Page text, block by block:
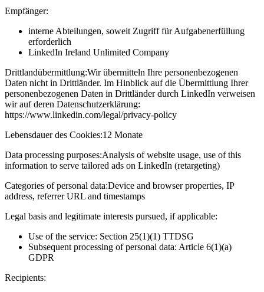
Empfänger:
interne Abteilungen, soweit Zugriff für Aufgabenerfüllung
erforderlich
LinkedIn Ireland Unlimited Company
Drittlandübermittlung:Wir übermitteln Ihre personenbezogenen
Daten nicht in Drittländer. Im Hinblick auf die Übermittlung Ihrer
personenbezogenen Daten in Drittländer durch LinkedIn verweisen
wir auf deren Datenschutzerklärung:
https://www.linkedin.com/legal/privacy-policy
Lebensdauer des Cookies:12 Monate
Data processing purposes:Analysis of website usage, use of this
information to serve tailored ads on LinkedIn (retargeting)
Categories of personal data:Device and browser properties, IP
address, referrer URL and timestamps
Legal basis and legitimate interests pursued, if applicable:
Use of the service: Section 25(1)(1) TTDSG
Subsequent processing of personal data: Article 6(1)(a)
GDPR
Recipients: